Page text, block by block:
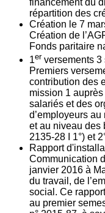
financement du
répartition des
Création le 7
Création de
Fonds paritaire
1er versements 3
Premiers
contribution des
mission 1
salariés et des
d’employeurs
et au niveau des
2135‐28 I 1°) et
Rapport
Communication
janvier 2016 à
du travail, de
social. Ce
au premier